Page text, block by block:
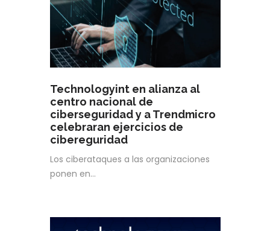
Technologyint en alianza al
centro nacional de
ciberseguridad y a Trendmicro
celebraran ejercicios de
cibereguridad
Los ciberataques a las organizaciones
ponen en…